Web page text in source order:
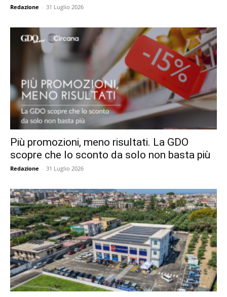
Redazione - 31 Luglio 2026
Più promozioni, meno risultati. La GDO
scopre che lo sconto da solo non basta più
Redazione - 31 Luglio 2026